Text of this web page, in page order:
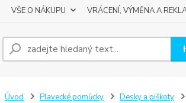
VŠE O NÁKUPU VRÁCENÍ, VÝMĚNA A
Úvod Plavecké pomůcky Desky a piškoty